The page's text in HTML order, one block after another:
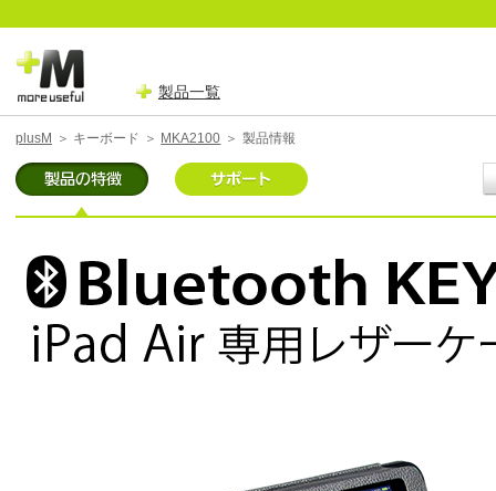
製品一覧
plusM ＞ キーボード ＞ MKA2100 ＞ 製品情報